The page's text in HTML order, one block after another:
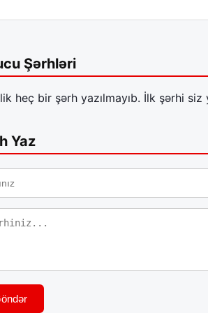
Şərhləri
heç bir şərh yazılmayıb. İlk şərhi siz
Yaz